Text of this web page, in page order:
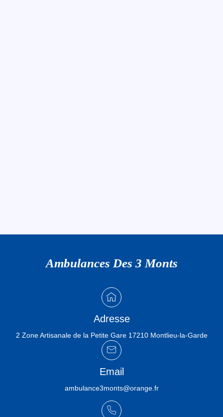
Ambulances Des 3 Monts
Adresse
2 Zone Artisanale de la Petite Gare 17210 Montlieu-la-Garde
Email
ambulance3monts@orange.fr